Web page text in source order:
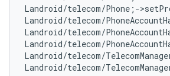
Landroid/telecom/Phone;-
Landroid/telecom/
Landroid/telecom/
Landroid/telecom/
Landroid/telecom/
Landroid/telecom/